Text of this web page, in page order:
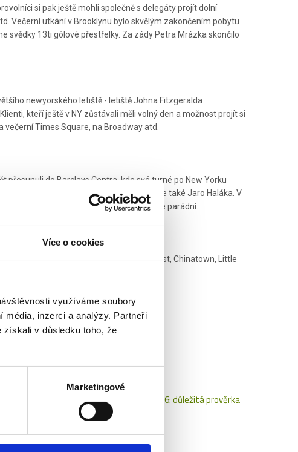
Více o cookies
využíváme soubory
inzerci a analýzy. Partneři
získali v důsledku toho, že
Marketingové
si pak ještě mohli společně s delegáty projít dolní
Večerní utkání v Brooklynu bylo skvělým zakončením pobytu
svědky 13ti gólové přestřelky. Za zády Petra Mrázka skončilo
newyorského letiště - letiště Johna Fitzgeralda
kteří ještě v NY zůstávali měli volný den a možnost projít si
večerní Times Square, na Broadway atd.
přesunuli do Barclays Centra, kde své turné po New Yorku
vidět Frolíka, na chvilku i Ritticha, ale také Jaro Haláka. V
vůbec vidět šlo, tedy z pohledu vlastence parádní.
možnost si projít např.Brooklynský most, Chinatown, Little
České hokejové hry 2026: důležitá prověrka